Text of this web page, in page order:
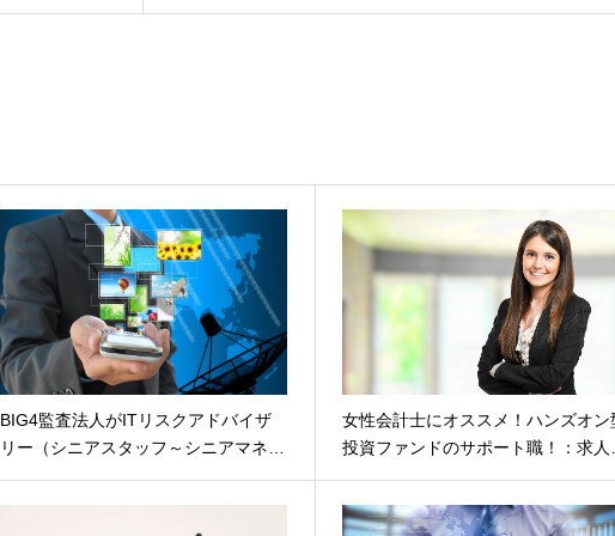
BIG4監査法人がITリスクアドバイザ
リー（シニアスタッフ～シニアマネ…
女性会計士にオススメ！ハンズオン
投資ファンドのサポート職！：求